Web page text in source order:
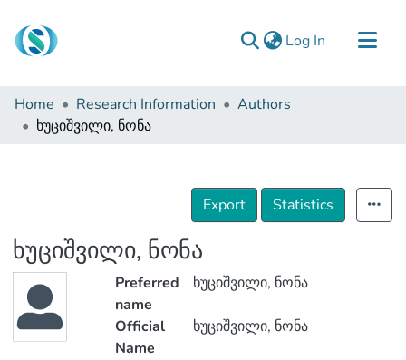
Log In (current)
Communities & Collections
Browse
Home Research Information
Authors
ხუციშვილი, ნონა
Export Statistics
ხუციშვილი, ნონა
Preferred
name
ხუციშვილი, ნონა
Official
Name
ხუციშვილი, ნონა